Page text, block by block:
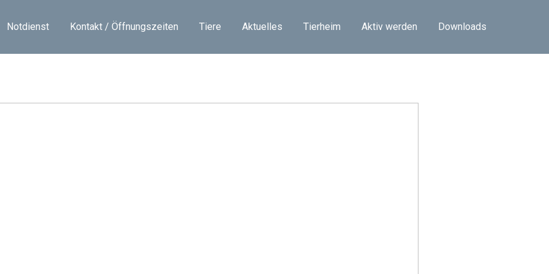
Notdienst Kontakt / Öffnungszeiten Tiere Aktuelles Tierheim Aktiv werden Downloads